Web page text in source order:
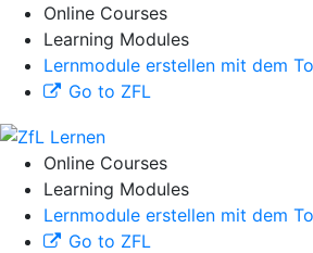
Online Courses
Learning Modules
Lernmodule erstellen mit dem
Go to ZFL
Online Courses
Learning Modules
Lernmodule erstellen mit dem
Go to ZFL